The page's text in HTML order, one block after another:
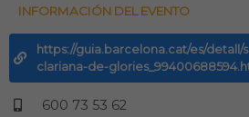
INFORMACIÓN DEL EVENTO
https://guia.barcelona.cat/es/detall/
clariana-de-
600 73 53 62